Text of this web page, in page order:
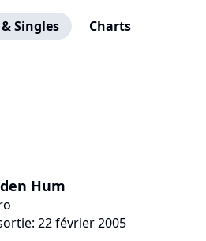
Singles Charts
Hum
22 février 2005